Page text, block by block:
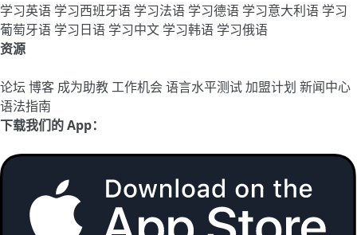
学习英语 学习西班牙语 学习法语 学习德语 学习意大利语 学习
葡萄牙语 学习日语 学习中文 学习韩语 学习俄语
资源
论坛 博客 成为助教工作机会语言水平测试加盟计划 新闻中心
语法指南
下载我们的 App：